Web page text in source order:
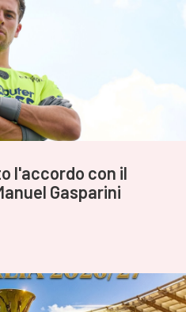
l'accordo con il
Gasparini